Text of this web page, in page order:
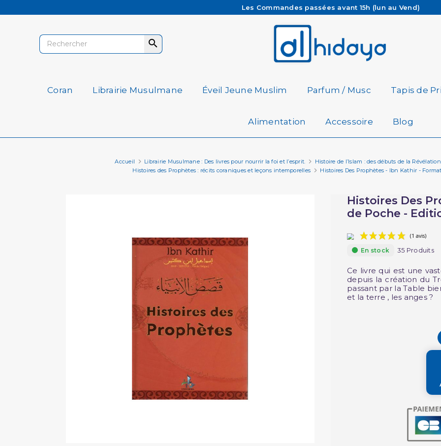
Les Commandes passées avant 15h (lun au Vend)
Besoin d'aide ? Retrouvez notre FAQ
Livraison offerte à partir de 65€ d'achat*

Coran Librairie Musulmane Éveil Jeune Muslim Parfum / Musc Tapis de
Alimentation Accessoire Blog
Accueil Librairie Musulmane : Des livres pour nourrir la foi et l’esprit.
Histoire de l’Islam : des débuts de la
Histoires des Prophètes : récits coraniques et leçons intemporelles
Histoires Des Prophètes - Ibn Kathir -
Histoires Des
de Poche -
En stock 35 Produits
Ce livre qui est une
depuis la création du
passant par la Table
et la terre , les anges ?